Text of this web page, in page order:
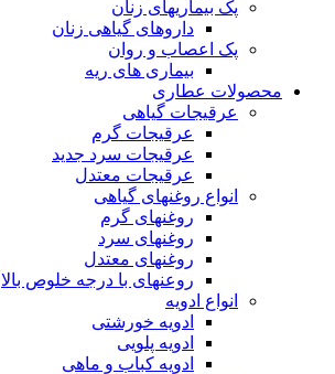
پک بیماریهای زنان
داروهای گیاهی زنان
پک اعصاب و روان
بیماری های ریه
محصولات عطاری
عرقیجات گیاهی
عرقیجات گرم
عرقیجات سرد جدید
عرقیجات معتدل
انواع روغنهای گیاهی
روغنهای گرم
روغنهای سرد
روغنهای معتدل
روعنهای با درجه خلوص بالا
انواع ادویه
ادویه خورشتی
ادویه پلویی
ادویه کباب و ماهی